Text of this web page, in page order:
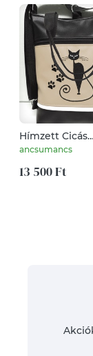
Hímzett Cicás
tappancsos 4in1
Táska Fekete-
ancsumancs
13 500 Ft